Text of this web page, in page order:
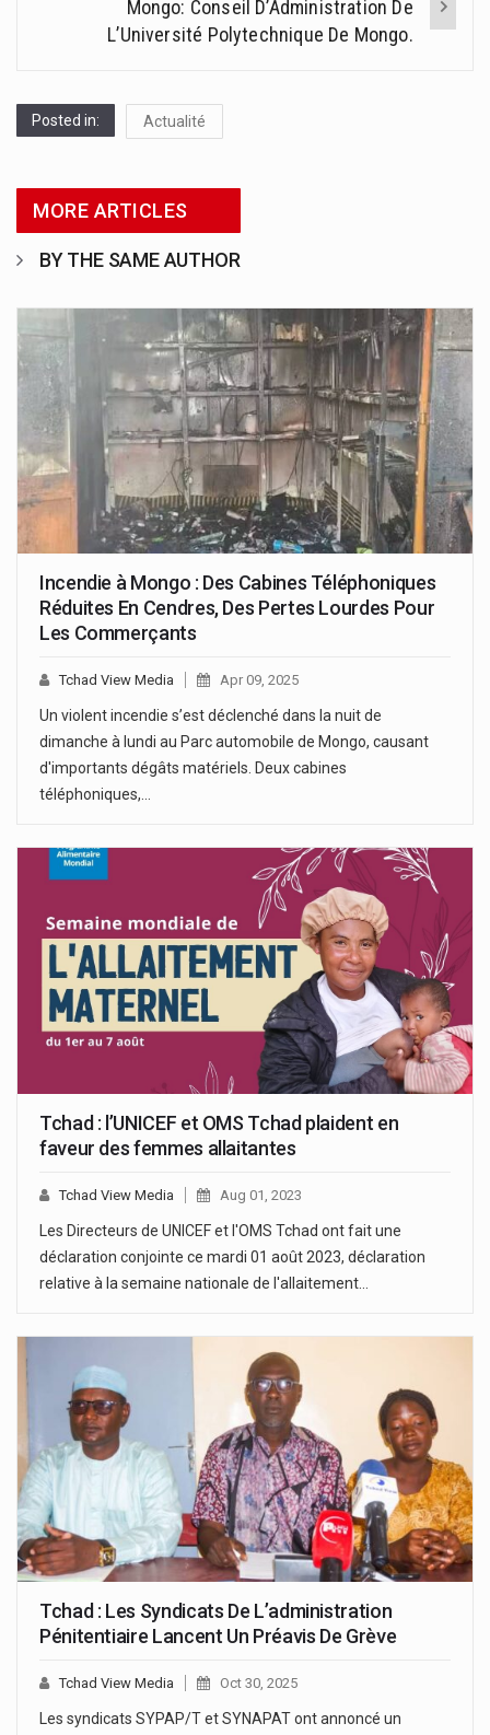
Mongo: Conseil D’Administration De
L’Université Polytechnique De Mongo.
Posted in: Actualité
MORE ARTICLES
BY THE SAME AUTHOR
Incendie à Mongo : Des Cabines Téléphoniques
Réduites En Cendres, Des Pertes Lourdes Pour
Les Commerçants
Tchad View Media Apr 09, 2025
Un violent incendie s’est déclenché dans la nuit de
dimanche à lundi au Parc automobile de Mongo, causant
d'importants dégâts matériels. Deux cabines
téléphoniques,…
Tchad : l’UNICEF et OMS Tchad plaident en
faveur des femmes allaitantes
Tchad View Media Aug 01, 2023
Les Directeurs de UNICEF et l'OMS Tchad ont fait une
déclaration conjointe ce mardi 01 août 2023, déclaration
relative à la semaine nationale de l'allaitement…
Tchad : Les Syndicats De L’administration
Pénitentiaire Lancent Un Préavis De Grève
Tchad View Media Oct 30, 2025
Les syndicats SYPAP/T et SYNAPAT ont annoncé un